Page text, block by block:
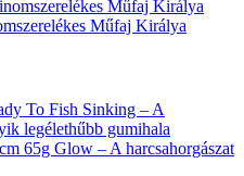
Műfaj Királya
To Fish Sinking – A
legélethűbb gumihala
65g Glow – A harcsahorgászat